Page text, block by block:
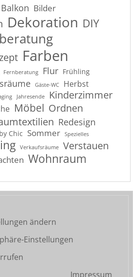
Balkon Bilder
Dekoration DIY
Farben
Fernberatung Flur Frühling
Gäste-WC Herbst
Jahresende Kinderzimmer
Möbel Ordnen
Redesign
Chic Sommer Spezielles
Verkaufsräume Verstauen
Wohnraum
ändern
Einstellungen
Impressum